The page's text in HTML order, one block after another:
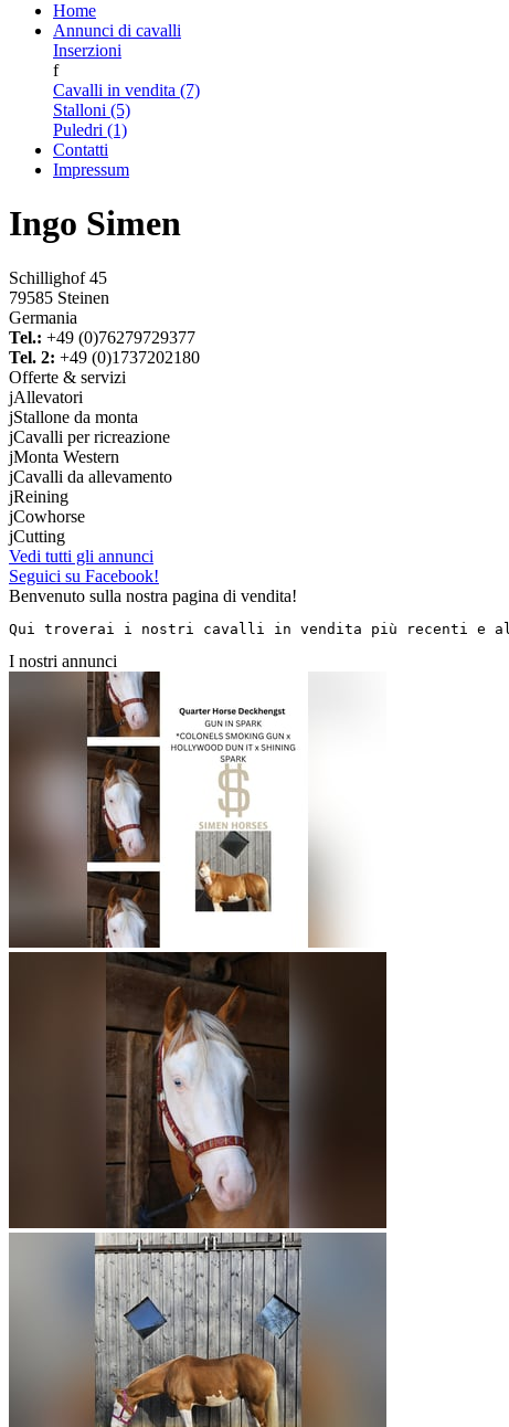
Home
Annunci di cavalli
Inserzioni
f
Cavalli in vendita (7)
Stalloni (5)
Puledri (1)
Contatti
Impressum
Ingo Simen
Schillighof 45
79585 Steinen
Germania
Tel.: +49 (0)76279729377
Tel. 2: +49 (0)1737202180
Offerte & servizi
jAllevatori
jStallone da monta
jCavalli per ricreazione
jMonta Western
jCavalli da allevamento
jReining
jCowhorse
jCutting
Vedi tutti gli annunci
Seguici su Facebook!
Benvenuto sulla nostra pagina di vendita!
Qui troverai i nostri cavalli in vendita più recenti e
I nostri annunci